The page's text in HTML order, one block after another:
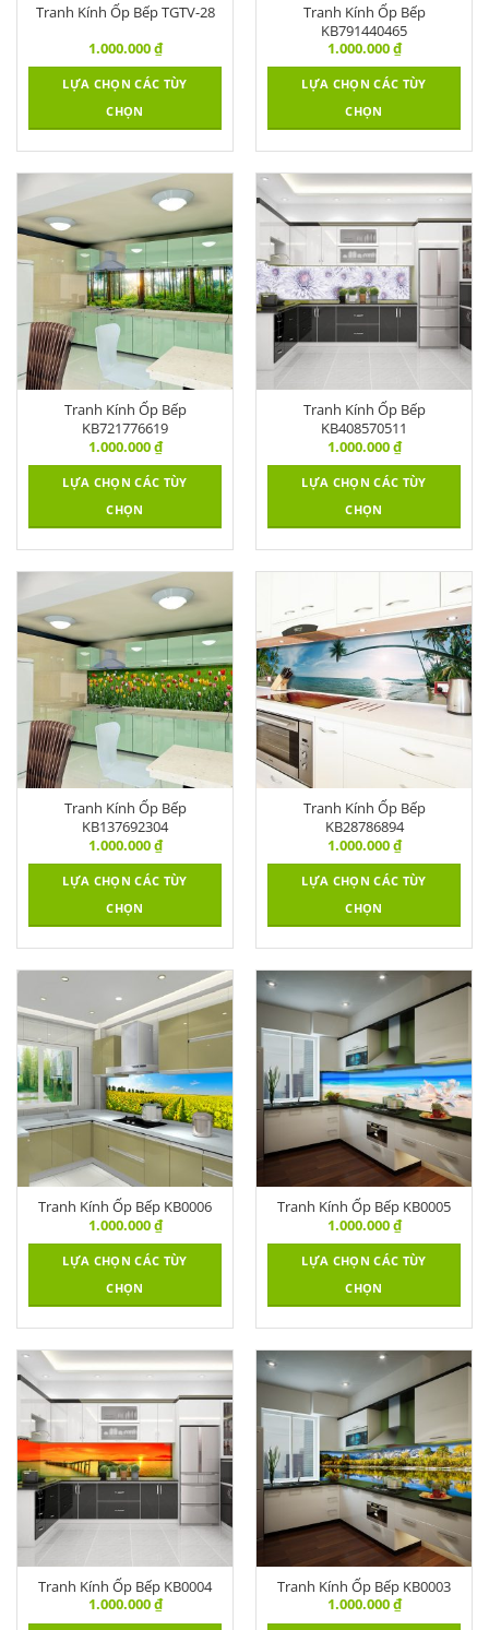
Tranh Kính Ốp Bếp TGTV-28
1.000.000₫
LỰA CHỌN CÁC TÙY
CHỌN
Tranh Kính Ốp Bếp
KB791440465
1.000.000₫
LỰA CHỌN CÁC TÙY
CHỌN
Tranh Kính Ốp Bếp
KB721776619
1.000.000₫
LỰA CHỌN CÁC TÙY
CHỌN
Tranh Kính Ốp Bếp
KB408570511
1.000.000₫
LỰA CHỌN CÁC TÙY
CHỌN
Tranh Kính Ốp Bếp
KB137692304
1.000.000₫
LỰA CHỌN CÁC TÙY
CHỌN
Tranh Kính Ốp Bếp
KB28786894
1.000.000₫
LỰA CHỌN CÁC TÙY
CHỌN
Tranh Kính Ốp Bếp KB0006
1.000.000₫
LỰA CHỌN CÁC TÙY
CHỌN
Tranh Kính Ốp Bếp KB0005
1.000.000₫
LỰA CHỌN CÁC TÙY
CHỌN
Tranh Kính Ốp Bếp KB0004
1.000.000₫
Tranh Kính Ốp Bếp KB0003
1.000.000₫